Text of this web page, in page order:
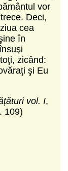
vor
Deci,
cea
în
zicând:
şi Eu
vol. I,
109)